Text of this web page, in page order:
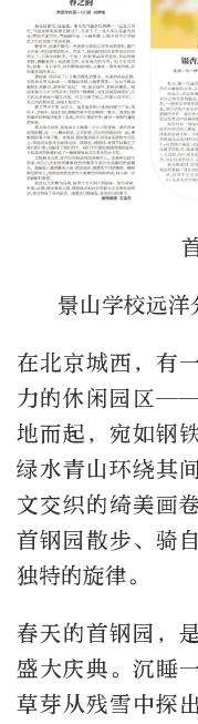
景山学校远
在北京城西，有
力的休闲园区——
地而起，宛如钢
绿水青山环绕其
文交织的绮美画
首钢园散步、骑
独特的旋律。
春天的首钢园，
盛大庆典。沉睡
草芽从残雪中探